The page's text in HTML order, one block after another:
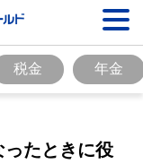
税金 年金
ったときに役